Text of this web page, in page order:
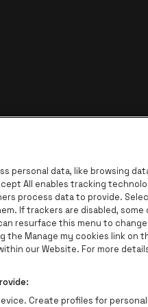
Trixxo
Ga naar de website van
de website van
Ga naar de website
personal data, like browsing
All enables tracking
process data to provide.
If trackers are disabled,
resurface this menu to
the Manage my cookies link on
our Website. For more
Create profiles for